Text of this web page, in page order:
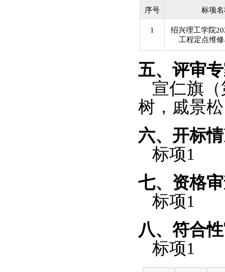
序号 标项
1 绍兴理工学院
工程定点维
五、评审
宣仁旗（
树，戚景松
六、开标
标项1
七、资格
标项1
八、符合
标项1